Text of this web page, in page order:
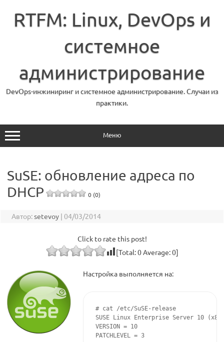
содержимому
RTFM: Linux, DevOps и
системное
администрирование
DevOps-инжиниринг и системное администрирование. Случаи из
практики.
Меню
SuSE: обновление адреса по
DHCP
0 (0)
Автор:setevoy | 04/03/2014
Click to rate this post!
[Total:0Average:0]
Настройка выполняется на:
# cat /etc/SuSE-release
SUSE Linux Enterprise Server 10
VERSION = 10
PATCHLEVEL = 3